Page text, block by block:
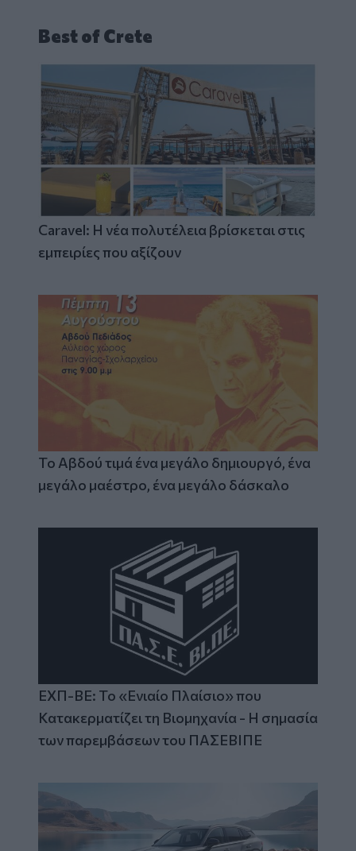
Best of Crete
Caravel: Η νέα πολυτέλεια βρίσκεται στις
εμπειρίες που αξίζουν
Το Αβδού τιμά ένα μεγάλο δημιουργό, ένα
μεγάλο μαέστρο, ένα μεγάλο δάσκαλο
ΕΧΠ-ΒΕ: Το «Ενιαίο Πλαίσιο» που
Κατακερματίζει τη Βιομηχανία - Η σημασία
των παρεμβάσεων του ΠΑΣΕΒΙΠΕ